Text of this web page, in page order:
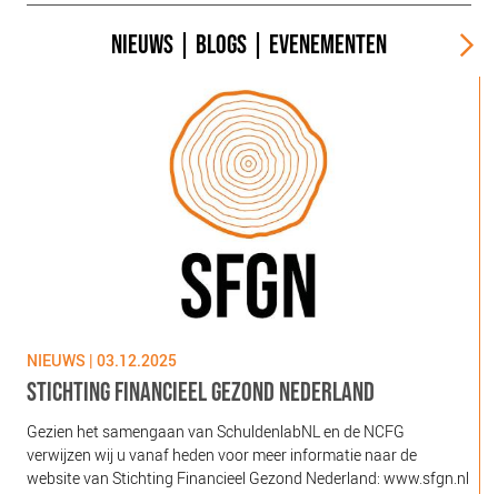
NIEUWS BLOGS EVENEMENTEN
NIEUWS | 03.12.2025
STICHTING FINANCIEEL GEZOND NEDERLAND
Gezien het samengaan van SchuldenlabNL en de NCFG
verwijzen wij u vanaf heden voor meer informatie naar de
website van Stichting Financieel Gezond Nederland: www.sfgn.nl